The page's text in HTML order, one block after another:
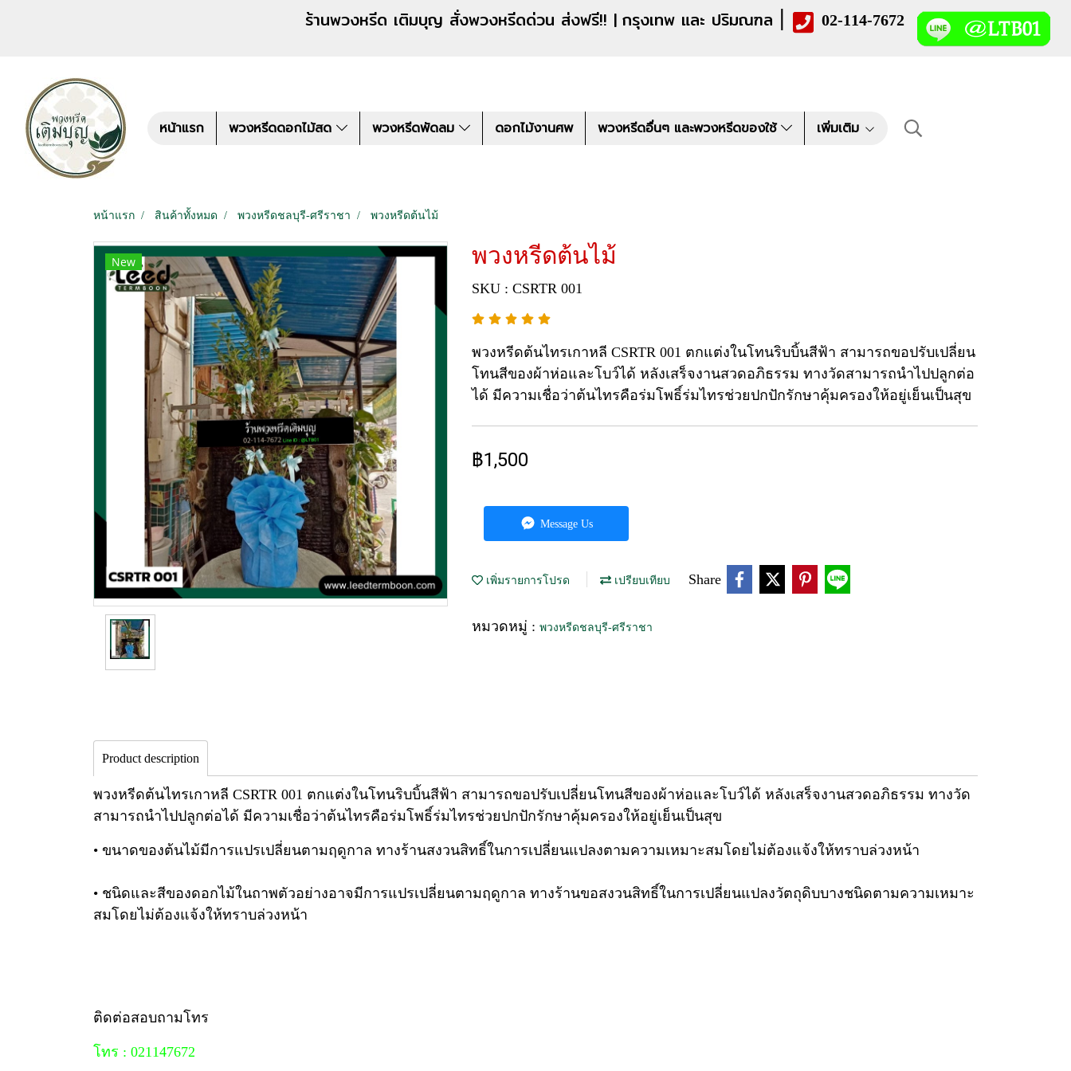
ร้านพวงหรีด เติมบุญ สั่งพวงหรีดด่วน ส่งฟรี!! | กรุงเทพ และ ปริมณฑล | 02-114-7672
หน้าแรก พวงหรีดดอกไม้สด พวงหรีดพัดลม ดอกไม้งานศพ พวงหรีดอื่นๆ และพวงหรีดของใช้ เพิ่มเติม
หน้าแรก สินค้าทั้งหมด พวงหรีดชลบุรี-ศรีราชา พวงหรีดต้นไม้
New พวงหรีดต้นไม้
SKU : CSRTR 001
พวงหรีดต้นไทรเกาหลี CSRTR 001 ตกแต่งในโทนริบบิ้นสีฟ้า สามารถขอปรับเปลี่ยน
โทนสีของผ้าห่อและโบว์ได้ หลังเสร็จงานสวดอภิธรรม ทางวัดสามารถนำไปปลูกต่อ
ได้ มีความเชื่อว่าต้นไทรคือร่มโพธิ์ร่มไทรช่วยปกปักรักษาคุ้มครองให้อยู่เย็นเป็นสุข
฿1,500
Message Us
เพิ่มรายการโปรด เปรียบเทียบ Share
หมวดหมู่ : พวงหรีดชลบุรี-ศรีราชา
Product description
พวงหรีดต้นไทรเกาหลี CSRTR 001 ตกแต่งในโทนริบบิ้นสีฟ้า สามารถขอปรับเปลี่ยนโทนสีของผ้าห่อและโบว์ได้ หลังเสร็จงานสวดอภิธรรม ทางวัด
สามารถนำไปปลูกต่อได้ มีความเชื่อว่าต้นไทรคือร่มโพธิ์ร่มไทรช่วยปกปักรักษาคุ้มครองให้อยู่เย็นเป็นสุข
• ขนาดของต้นไม้มีการแปรเปลี่ยนตามฤดูกาล ทางร้านสงวนสิทธิ์ในการเปลี่ยนแปลงตามความเหมาะสมโดยไม่ต้องแจ้งให้ทราบล่วงหน้า
• ชนิดและสีของดอกไม้ในถาพตัวอย่างอาจมีการแปรเปลี่ยนตามฤดูกาล ทางร้านขอสงวนสิทธิ์ในการเปลี่ยนแปลงวัตถุดิบบางชนิดตามความเหมาะ
สมโดยไม่ต้องแจ้งให้ทราบล่วงหน้า
ติดต่อสอบถามโทร
โทร : 021147672